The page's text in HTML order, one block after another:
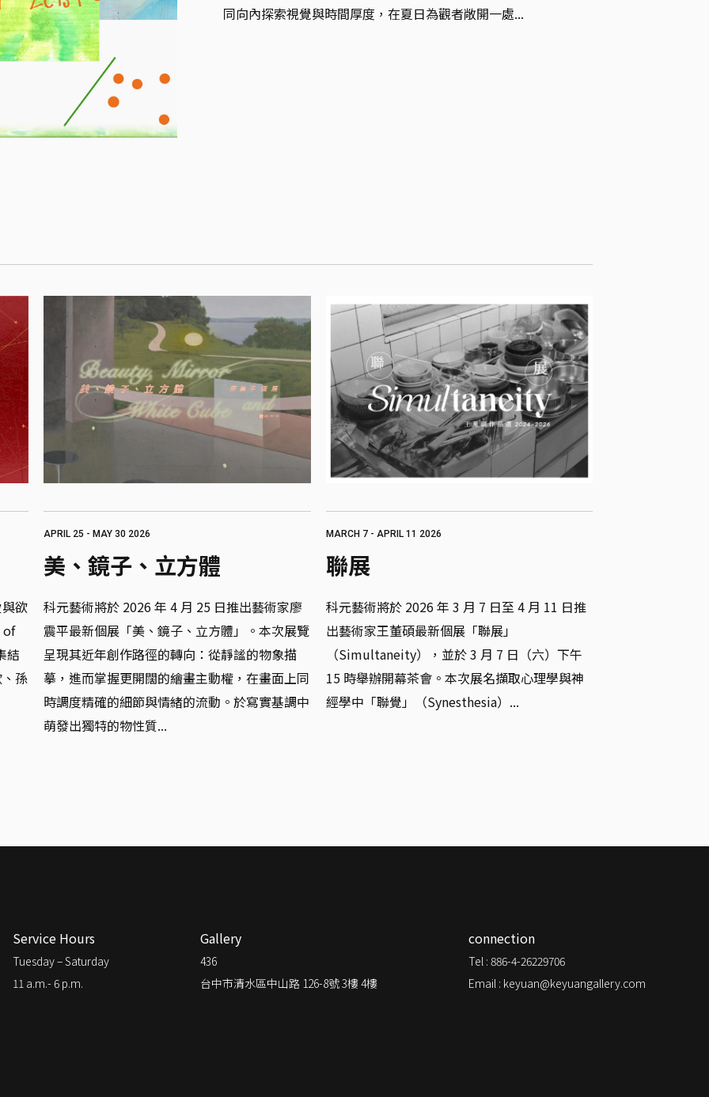
同向內探索視覺與時間厚度，在夏日為觀者敞開一處...
欲
of
結
孫
APRIL 25 - MAY 30 2026
美、鏡子、立方體
科元藝術將於 2026 年 4 月 25 日推出藝術家廖
震平最新個展「美、鏡子、立方體」。本次展覽
呈現其近年創作路徑的轉向：從靜謐的物象描
摹，進而掌握更開闊的繪畫主動權，在畫面上同
時調度精確的細節與情緒的流動。於寫實基調中
萌發出獨特的物性質...
MARCH 7 - APRIL 11 2026
聯展
科元藝術將於 2026 年 3 月 7 日至 4 月 11 日推
出藝術家王董碩最新個展「聯展」
（Simultaneity），並於 3 月 7 日（六）下午
15 時舉辦開幕茶會。本次展名擷取心理學與神
經學中「聯覺」（Synesthesia）...
Service Hours
Tuesday – Saturday
11 a.m.- 6 p.m.
Gallery
436
台中市清水區中山路 126-8號 3樓 4樓
connection
Tel : 886-4-26229706
Email : keyuan@keyuangallery.com